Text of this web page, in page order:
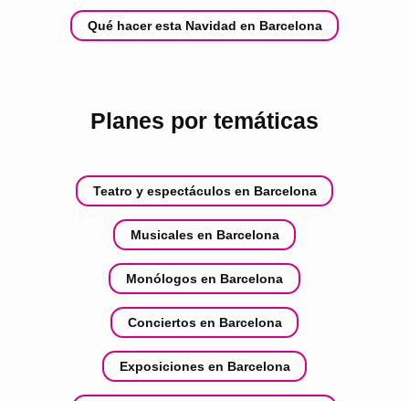
Qué hacer esta Navidad en Barcelona
Planes por temáticas
Teatro y espectáculos en Barcelona
Musicales en Barcelona
Monólogos en Barcelona
Conciertos en Barcelona
Exposiciones en Barcelona